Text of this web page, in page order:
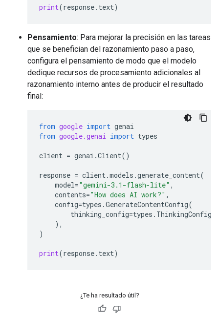
print(response. text)
Pensamiento: Para mejorar la precisión en las tareas
que se benefician del razonamiento paso a paso,
configura el pensamiento de modo que el modelo
dedique recursos de procesamiento adicionales al
razonamiento interno antes de producir el resultado
final:
from google import genai
from google.genai import types
client = genai .Client()
response = client.models .generate_content(
model="gemini-3.1-flash-lite" ,
contents="How does AI work?" ,
config=types .GenerateContentConfig(
thinking_config=types . ThinkingConfig
),
)
print(response. text)
¿Te ha resultado útil?